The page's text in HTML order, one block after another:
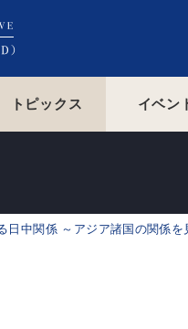
トピックス イベン
日中関係 ～アジア諸国の関係を